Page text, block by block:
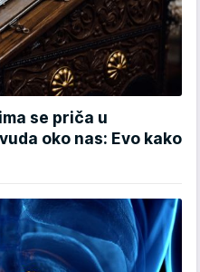
se priča u
oko nas: Evo kako